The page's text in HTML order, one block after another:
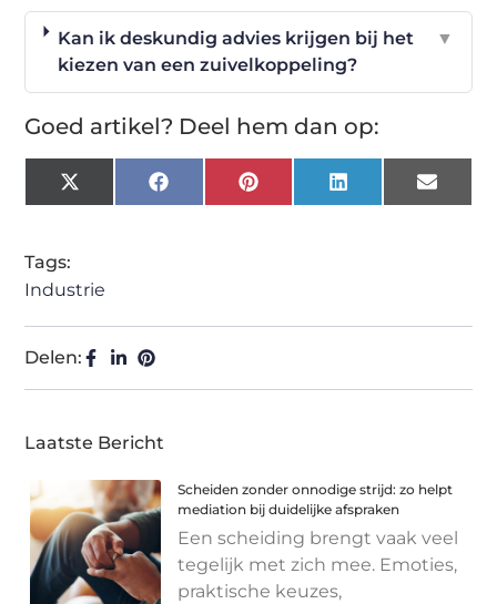
Kan ik deskundig advies krijgen bij het
kiezen van een zuivelkoppeling?
▼
Goed artikel? Deel hem dan op:
X
(Twitter)
FacebookPinterest LinkedIn Email
Tags:
Industrie
Delen:
Laatste Bericht
Scheiden zonder onnodige strijd: zo helpt
mediation bij duidelijke afspraken
Een scheiding brengt vaak veel
tegelijk met zich mee. Emoties,
praktische keuzes,